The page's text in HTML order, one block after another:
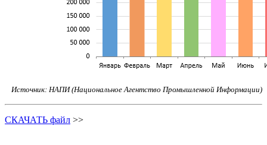
Источник: НАПИ (Национальное Агентство Промышленной Информации)
СКАЧАТЬ файл >>